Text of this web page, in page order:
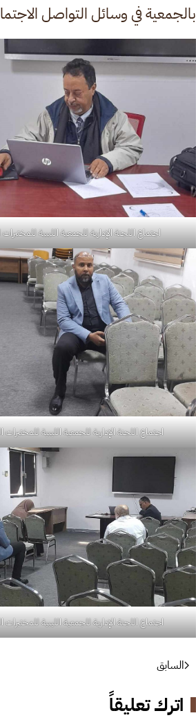
بالجمعية في وسائل التواصل
اجتماع اللجنة الإدارية للجمعية الليبية للمختبرات
اجتماع اللجنة الإدارية للجمعية الليبية للمختبرات
اجتماع اللجنة الإدارية للجمعية الليبية للمختبرات
السابق
اترك تعليقاً